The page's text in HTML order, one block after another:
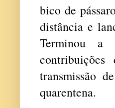
bico de
distância e
Terminou a
transmissão
quarentena.